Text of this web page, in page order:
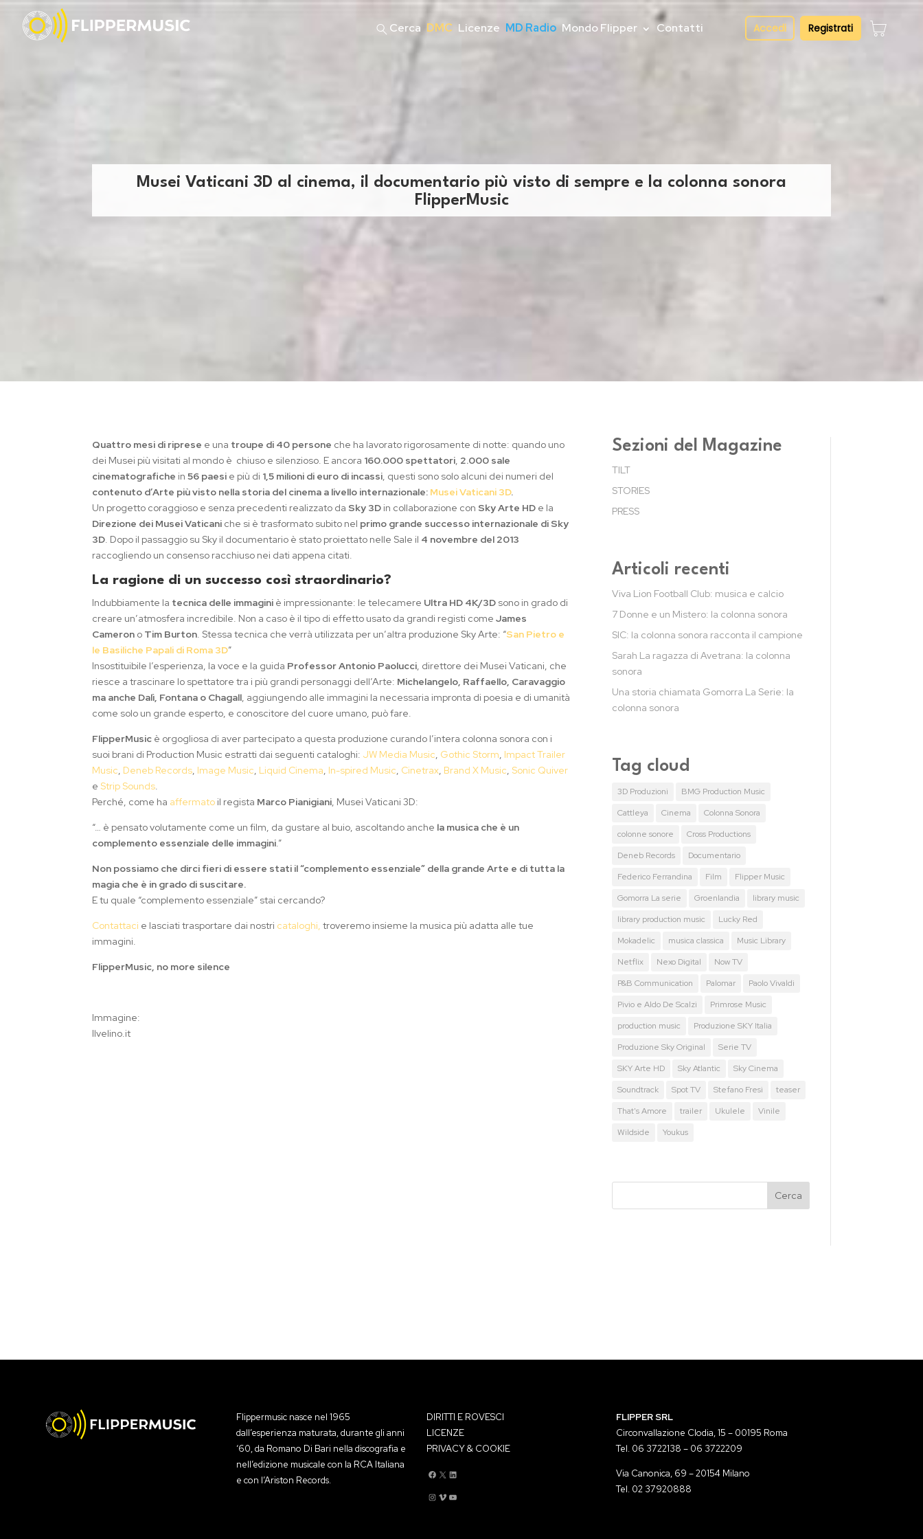
Cerca DMC Licenze MD Radio Mondo Flipper Contatti Accedi Registrati
Musei Vaticani 3D al cinema, il documentario più visto di sempre e la colonna sonora
FlipperMusic
Quattro mesi di riprese e una troupe di 40 persone che ha lavorato rigorosamente di notte: quando uno
dei Musei più visitati al mondo è chiuso e silenzioso. E ancora 160.000 spettatori, 2.000 sale
cinematografiche in56 paesi e più di 1,5 milioni di euro di incassi, questi sono solo alcuni dei numeri del
contenuto d’Arte più visto nella storia del cinema a livello internazionale: Musei Vaticani 3D.
Un progetto coraggioso e senza precedenti realizzato da Sky 3D in collaborazione con Sky Arte HD e la
Direzione dei Musei Vaticani che si è trasformato subito nel primo grande successo internazionale di Sky
3D. Dopo il passaggio su Sky il documentario è stato proiettato nelle Sale il 4 novembre del 2013
raccogliendo un consenso racchiuso nei dati appena citati.
La ragione di un successo così straordinario?
Indubbiamente la tecnica delle immagini è impressionante: le telecamere Ultra HD 4K/3D sono in grado di
creare un’atmosfera incredibile. Non a caso è il tipo di effetto usato da grandi registi comeJames
Cameron o Tim Burton. Stessa tecnica che verrà utilizzata per un’altra produzione Sky Arte: “San Pietro e
le Basiliche Papali di Roma 3D”
Insostituibile l’esperienza, la voce e la guida Professor Antonio Paolucci, direttore dei Musei Vaticani, che
riesce a trascinare lo spettatore tra i più grandi personaggi dell’Arte: Michelangelo, Raffaello, Caravaggio
ma anche Dalì, Fontana o Chagall, aggiungendo alle immagini la necessaria impronta di poesia e di umanità
come solo un grande esperto, e conoscitore del cuore umano, può fare.
FlipperMusic è orgogliosa di aver partecipato a questa produzione curando l’intera colonna sonora con i
suoi brani di Production Music estratti dai seguenti cataloghi: JW Media Music, Gothic Storm, Impact Trailer
Music, Deneb Records, Image Music, Liquid Cinema, In-spired Music, Cinetrax, Brand X Music,Sonic Quiver
eStrip Sounds.
Perché, come ha affermato il regista Marco Pianigiani, Musei Vaticani 3D:
“… è pensato volutamente come un film, da gustare al buio, ascoltando anche la musica che è un
complemento essenziale delle immagini.”
Non possiamo che dirci fieri di essere stati il “complemento essenziale” della grande Arte e di tutta la
magia che è in grado di suscitare.
E tu quale “complemento essenziale” stai cercando?
Contattaci e lasciati trasportare dai nostri cataloghi, troveremo insieme la musica più adatta alle tue
immagini.
FlipperMusic, no more silence
Immagine:
Ilvelino.it
Sezioni del Magazine
TILT
STORIES
PRESS
Articoli recenti
Viva Lion Football Club: musica e calcio
7 Donne e un Mistero: la colonna sonora
SIC: la colonna sonora racconta il campione
Sarah La ragazza di Avetrana: la colonna
sonora
Una storia chiamata Gomorra La Serie: la
colonna sonora
Tag cloud
3D Produzioni
BMG Production Music
Cattleya
Cinema
Colonna Sonora
colonne sonore
Cross Productions
Deneb Records
Documentario
Federico Ferrandina
Film
Flipper Music
Gomorra La serie
Groenlandia
library music
library production music
Lucky Red
Mokadelic
musica classica
Music Library
Netflix
Nexo Digital
Now TV
P&B Communication
Palomar
Paolo Vivaldi
Pivio e Aldo De Scalzi
Primrose Music
production music
Produzione SKY Italia
Produzione Sky Original
Serie TV
SKY Arte HD
Sky Atlantic
Sky Cinema
Soundtrack
Spot TV Stefano Fresi
teaser
That's Amore
trailer Ukulele
Vinile
Wildside
Youkus
Flippermusic nasce nel 1965
dall’esperienza maturata, durante gli anni
‘60, da Romano Di Bari nella discografia e
nell’edizione musicale con la RCA Italiana
e con l’Ariston Records.
DIRITTI E ROVESCI
LICENZE
PRIVACY & COOKIE
Flippermusic Facebook Flippermusic Twitter
Flippermusic Linkedin
Flippermusic Instagram Flippermusic Vimeo flippermusic YouTube
FLIPPER SRL
Circonvallazione Clodia, 15 – 00195 Roma
Tel. 06 3722138 – 06 3722209
Via Canonica, 69 – 20154 Milano
Tel. 02 37920888